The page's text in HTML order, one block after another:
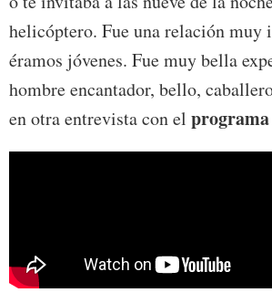
helicóptero. Fue una relación muy
éramos jóvenes. Fue muy bella
hombre encantador, bello,
en otra entrevista con el